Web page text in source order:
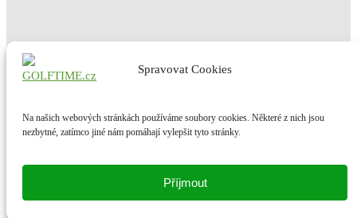
Spravovat Cookies
Na našich webových stránkách používáme soubory cookies. Některé z nich jsou
nezbytné, zatímco jiné nám pomáhají vylepšit tyto stránky.
Příjmout